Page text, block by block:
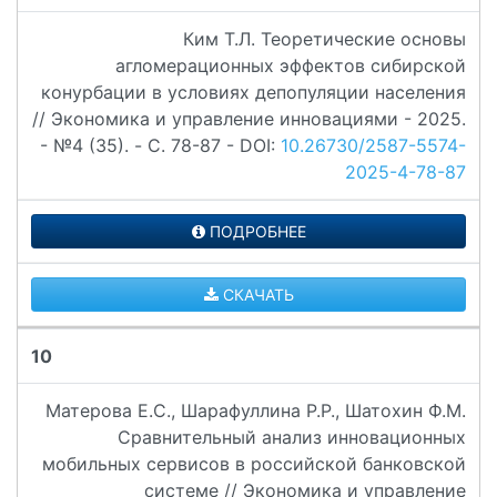
Ким Т.Л. Теоретические основы
агломерационных эффектов сибирской
конурбации в условиях депопуляции населения
// Экономика и управление инновациями - 2025.
- №4 (35). - C. 78-87 - DOI: 10.26730/2587-5574-
2025-4-78-87
ПОДРОБНЕЕ
СКАЧАТЬ
10
Матерова Е.С., Шарафуллина Р.Р., Шатохин Ф.М.
Сравнительный анализ инновационных
мобильных сервисов в российской банковской
системе // Экономика и управление